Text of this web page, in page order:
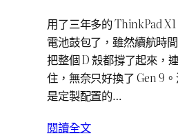
用了三年多的 ThinkPad
電池鼓包了，雖然續航時
把整個 D 殼都撐了起來，
住，無奈只好換了 Gen 9
是定製配置的…
閱讀全文